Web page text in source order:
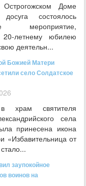
Доме
состоялось
мероприятие,
юбилею
деятельн...
Божией Матери
село Солдатское
храм святителя
села
принесена икона
«Избавительница от
заупокойное
воинов на